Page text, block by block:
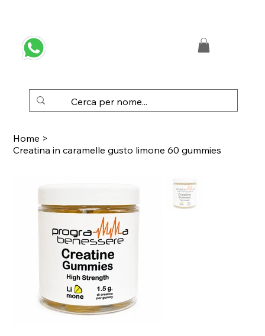
Home >
Creatina in caramelle gusto limone 60 gummies